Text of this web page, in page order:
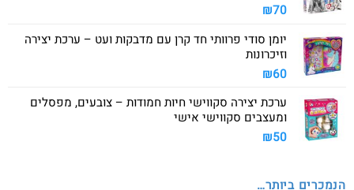
₪70
יומן סודי פרוותי חד קרן עם מדבקות ועט – ערכת יצירה
וזיכרונות
₪60
ערכת יצירה סקווישי חיות חמודות – צובעים, מפסלים
ומעצבים סקווישי אישי
₪50
הנמכרים ביותר…